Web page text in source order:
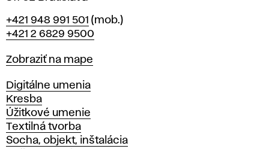
Telefón
+421 948 991 501 (mob.)
+421 2 6829 9500
Mapa
Zobraziť na mape
Katedry
Digitálne umenia
Kresba
Úžitkové umenie
Textilná tvorba
Socha, objekt, inštalácia